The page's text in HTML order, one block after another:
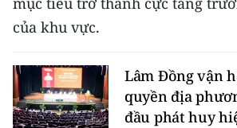
MEDIA CENTER
Video
Media Chính trị
của khu vực.
Lâm Đồng vận
quyền địa
đầu phát huy